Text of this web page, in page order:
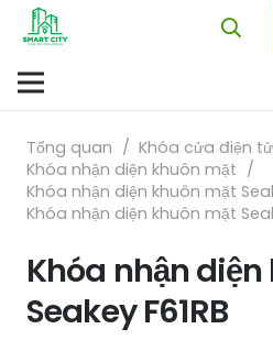
Tổng quan / Khóa cửa điện tử
Khóa nhận diện khuôn mặt /
Khóa nhận diện khuôn mặt
Khóa nhận diện khuôn mặt
Khóa nhận
Seakey F61RB